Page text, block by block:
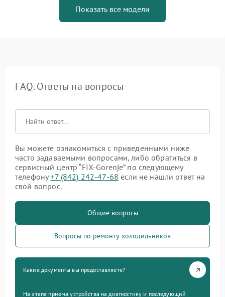
Показать все модели
FAQ. Ответы на вопросы
Вы можете ознакомиться с приведенными ниже
часто задаваемыми вопросами, либо обратиться в
сервисный центр “FIX-Gorenje” по следующему
телефону+7 (842) 242-47-68 если не нашли ответ на
свой вопрос.
Общие вопросы
Вопросы по ремонту холодильников
Какие документы вы предоставляете?
На этапе приема устройства на диагностику и последующий